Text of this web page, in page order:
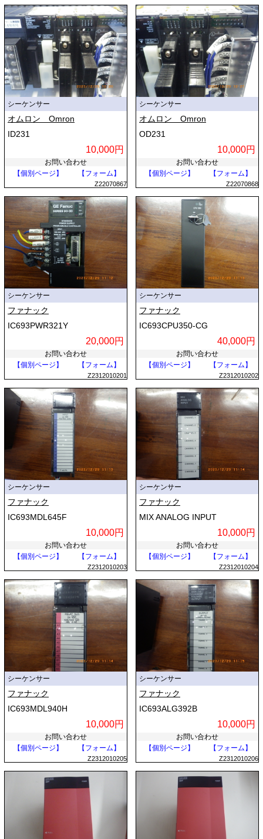
シーケンサー
オムロン Omron
ID231
10,000円
お問い合わせ
【個別ページ】
【フォーム】
Z22070867
シーケンサー
オムロン Omron
OD231
10,000円
お問い合わせ
【個別ページ】
【フォーム】
Z22070868
シーケンサー
ファナック
IC693PWR321Y
20,000円
お問い合わせ
【個別ページ】
【フォーム】
Z2312010201
シーケンサー
ファナック
IC693CPU350-CG
40,000円
お問い合わせ
【個別ページ】
【フォーム】
Z2312010202
シーケンサー
ファナック
IC693MDL645F
10,000円
お問い合わせ
【個別ページ】
【フォーム】
Z2312010203
シーケンサー
ファナック
MIX ANALOG INPUT
10,000円
お問い合わせ
【個別ページ】
【フォーム】
Z2312010204
シーケンサー
ファナック
IC693MDL940H
10,000円
お問い合わせ
【個別ページ】
【フォーム】
Z2312010205
シーケンサー
ファナック
IC693ALG392B
10,000円
お問い合わせ
【個別ページ】
【フォーム】
Z2312010206